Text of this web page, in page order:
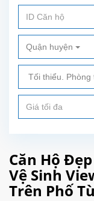
Quận huyện
Căn Hộ
Vệ Sinh
Trên Phố